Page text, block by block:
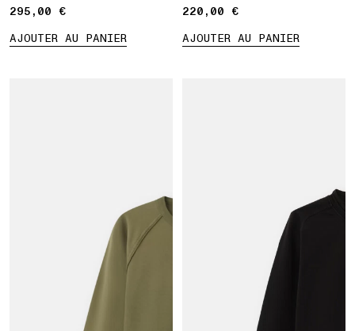
295,00 €
295,00 €
AJOUTER AU PANIER
220,00 €
220,00 €
AJOUTER AU PANIER